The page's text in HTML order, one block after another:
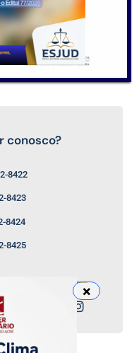
conosco?
8422
8423
8424
8425